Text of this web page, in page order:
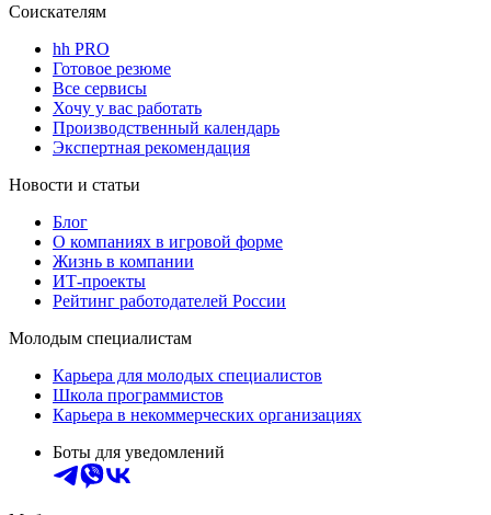
Соискателям
hh PRO
Готовое резюме
Все сервисы
Хочу у вас работать
Производственный календарь
Экспертная рекомендация
Новости и статьи
Блог
О компаниях в игровой форме
Жизнь в компании
ИТ-проекты
Рейтинг работодателей России
Молодым специалистам
Карьера для молодых специалистов
Школа программистов
Карьера в некоммерческих организациях
Боты для уведомлений